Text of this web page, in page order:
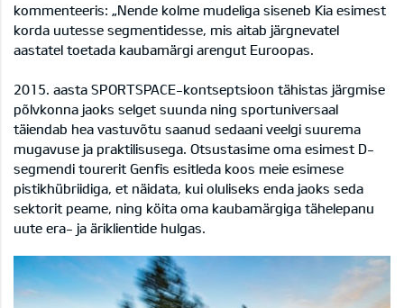
kommenteeris: „Nende kolme mudeliga siseneb Kia esimest
korda uutesse segmentidesse, mis aitab järgnevatel
aastatel toetada kaubamärgi arengut Euroopas.
2015. aasta SPORTSPACE-kontseptsioon tähistas järgmise
põlvkonna jaoks selget suunda ning sportuniversaal
täiendab hea vastuvõtu saanud sedaani veelgi suurema
mugavuse ja praktilisusega. Otsustasime oma esimest D-
segmendi tourerit Genfis esitleda koos meie esimese
pistikhübriidiga, et näidata, kui oluliseks enda jaoks seda
sektorit peame, ning köita oma kaubamärgiga tähelepanu
uute era- ja äriklientide hulgas.